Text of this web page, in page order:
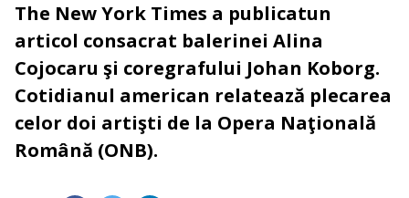
The New York Times a publicatun
articol consacrat balerinei Alina
Cojocaru şi coregrafului Johan Koborg.
Cotidianul american relatează plecarea
celor doi artişti de la Opera Naţională
Română (ONB).